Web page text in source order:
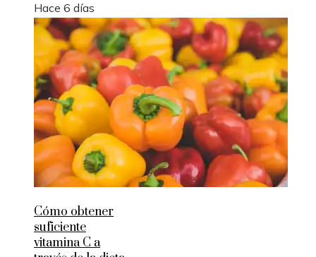
Hace 6 días
Cómo obtener
suficiente
vitamina C a